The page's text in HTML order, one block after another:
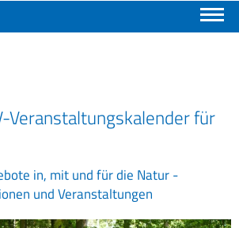
Veranstaltungskalender für
in, mit und für die Natur -
und Veranstaltungen